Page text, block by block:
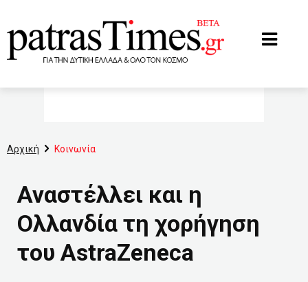
Αρχική Κοινωνία
Αναστέλλει και η
Ολλανδία τη χορήγηση
του AstraZeneca